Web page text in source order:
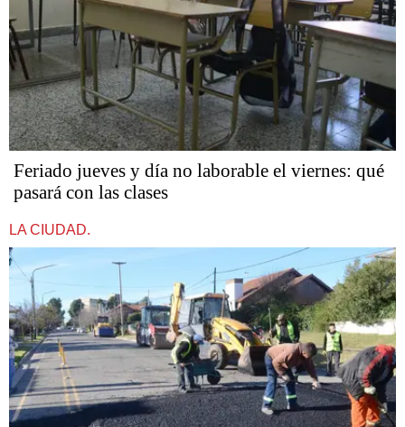
Feriado jueves y día no laborable el viernes: qué
pasará con las clases
LA CIUDAD.